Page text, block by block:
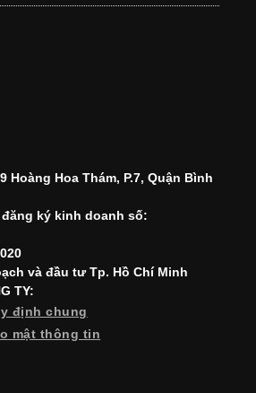
Hoàng Hoa Thám, P.7, Quận Bình
ký kinh doanh số:
và đầu tư Tp. Hồ Chí Minh
TY:
định chung
mật thông tin